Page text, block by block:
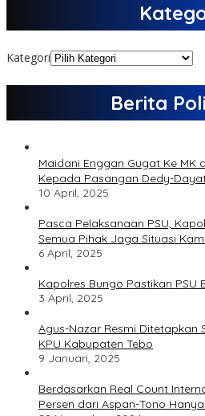
Kategori
Berita
Maidani Enggan Gugat Ke MK
Kepada Pasangan Dedy-
10 April, 2025
Pasca Pelaksanaan PSU,
Semua Pihak Jaga Situasi
6 April, 2025
Kapolres Bungo Pastikan PSU
3 April, 2025
Agus-Nazar Resmi Ditetapkan
KPU Kabupaten Tebo
9 Januari, 2025
Berdasarkan Real Count
Persen dari Aspan-Tono